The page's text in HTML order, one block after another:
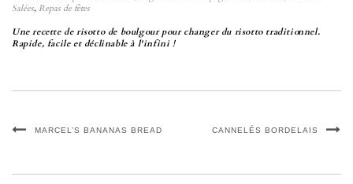
Salées, Repas de fêtes
Une recette de risotto de boulgour pour changer du risotto traditionnel.
Rapide, facile et déclinable à l'infini !
MARCEL’S BANANAS BREAD CANNELÉS BORDELAIS